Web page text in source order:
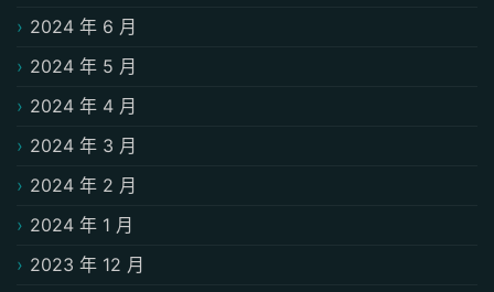
2024 年 6 月
2024 年 5 月
2024 年 4 月
2024 年 3 月
2024 年 2 月
2024 年 1 月
2023 年 12 月